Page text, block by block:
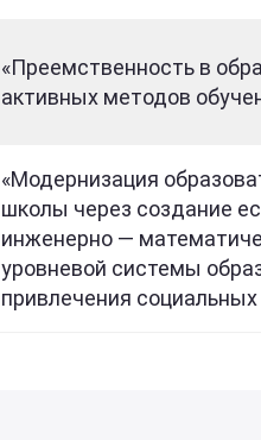
«Преемственность в
активных методов
«Модернизация
школы через создание
инженерно —
уровневой системы
привлечения социальных